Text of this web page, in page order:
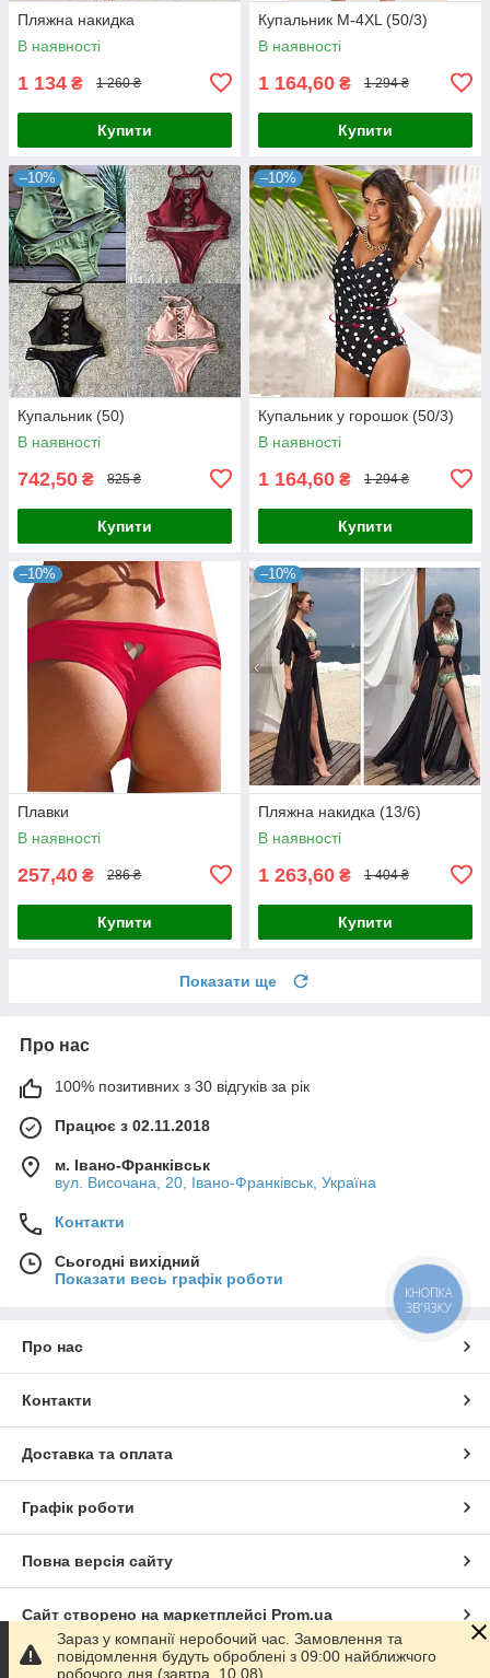
Пляжна накидка
В наявності
1 134 ₴ 1 260 ₴
Купити
Купальник М-4XL (50/3)
В наявності
1 164,60 ₴ 1 294 ₴
Купити
–10%
Купальник (50)
В наявності
742,50 ₴ 825 ₴
Купити
–10%
Купальник у горошок (50/3)
В наявності
1 164,60 ₴ 1 294 ₴
Купити
–10%
Плавки
В наявності
257,40 ₴ 286 ₴
Купити
–10%
Пляжна накидка (13/6)
В наявності
1 263,60 ₴ 1 404 ₴
Купити
Показати ще
Про нас
100% позитивних з 30 відгуків за рік
Працює з 02.11.2018
м. Івано-Франківськ
вул. Височана, 20, Івано-Франківськ, Україна
Контакти
Сьогодні вихідний
Показати весь графік роботи
Про нас
Контакти
Доставка та оплата
Графік роботи
Повна версія сайту
Сайт створено на маркетплейсі Prom.ua
Політика конфіденційності
Зараз у компанії неробочий час. Замовлення та
повідомлення будуть оброблені з 09:00 найближчого
робочого дня (завтра, 10.08).
КНОПКА
ЗВ'ЯЗКУ